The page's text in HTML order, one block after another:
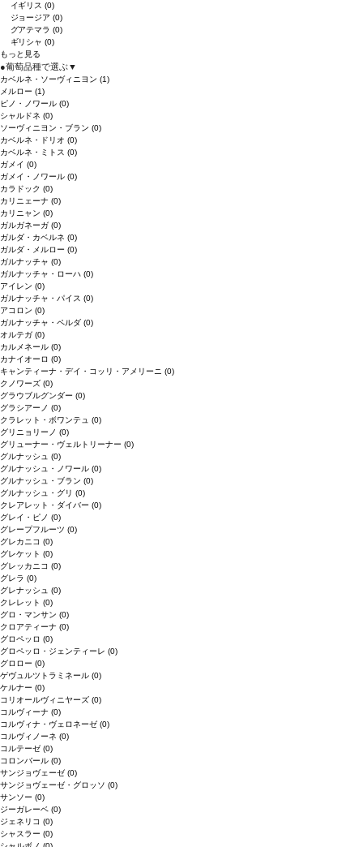
イギリス(0)
ジョージア(0)
グアテマラ(0)
ギリシャ(0)
もっと見る
●葡萄品種で選ぶ▼
カベルネ・ソーヴィニヨン (1)
メルロー (1)
ピノ・ノワール (0)
シャルドネ (0)
ソーヴィニヨン・ブラン (0)
カベルネ・ドリオ (0)
カベルネ・ミトス (0)
ガメイ (0)
ガメイ・ノワール (0)
カラドック (0)
カリニェーナ (0)
カリニャン (0)
ガルガネーガ (0)
ガルダ・カベルネ (0)
ガルダ・メルロー (0)
ガルナッチャ (0)
ガルナッチャ・ローハ (0)
アイレン (0)
ガルナッチャ・パイス (0)
アコロン (0)
ガルナッチャ・ペルダ (0)
オルテガ (0)
カルメネール (0)
カナイオーロ (0)
キャンティーナ・デイ・コッリ・アメリーニ (0)
クノワーズ (0)
グラウブルグンダー (0)
グラシアーノ (0)
クラレット・ボワンテュ (0)
グリニョリーノ (0)
グリューナー・ヴェルトリーナー (0)
グルナッシュ (0)
グルナッシュ・ノワール (0)
グルナッシュ・ブラン (0)
グルナッシュ・グリ (0)
クレアレット・ダイバー (0)
グレイ・ピノ (0)
グレープフルーツ (0)
グレカニコ (0)
グレケット (0)
グレッカニコ (0)
グレラ (0)
グレナッシュ (0)
クレレット (0)
グロ・マンサン (0)
クロアティーナ (0)
グロペッロ (0)
グロペッロ・ジェンティーレ (0)
グロロー (0)
ゲヴュルツトラミネール (0)
ケルナー (0)
コリオールヴィニヤーズ (0)
コルヴィーナ (0)
コルヴィナ・ヴェロネーゼ (0)
コルヴィノーネ (0)
コルテーゼ (0)
コロンバール (0)
サンジョヴェーゼ (0)
サンジョヴェーゼ・グロッソ (0)
サンソー (0)
ジーガレーベ (0)
ジェネリコ (0)
シャスラー (0)